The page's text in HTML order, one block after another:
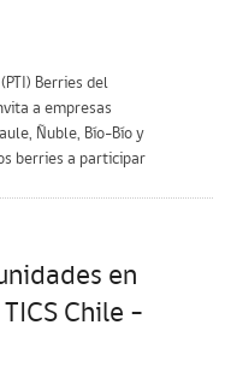
Berries del
a empresas
Ñuble, Bío-Bío y
berries a participar
en
Chile –